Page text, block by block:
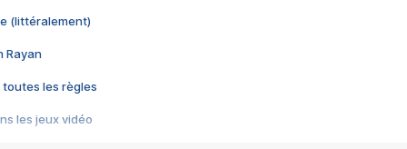
(littéralement)
Rayan
toutes les règles
les jeux vidéo